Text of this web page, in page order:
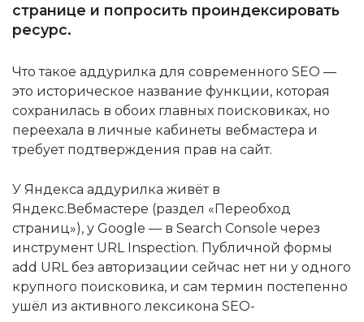
странице и попросить проиндексировать
ресурс.
Что такое аддурилка для современного SEO —
это историческое название функции, которая
сохранилась в обоих главных поисковиках, но
переехала в личные кабинеты вебмастера и
требует подтверждения прав на сайт.
У Яндекса аддурилка живёт в
Яндекс.Вебмастере (раздел «Переобход
страниц»), у Google — в Search Console через
инструмент URL Inspection. Публичной формы
add URL без авторизации сейчас нет ни у одного
крупного поисковика, и сам термин постепенно
ушёл из активного лексикона SEO-